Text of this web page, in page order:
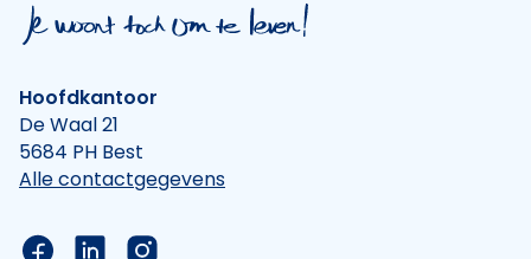
Hoofdkantoor
De Waal 21
5684 PH Best
Alle contactgegevens
Link naar de Facebook pagina van Hypotheek
Link naar de LinkedIn pagina van
Link naar de Instagram pagina van